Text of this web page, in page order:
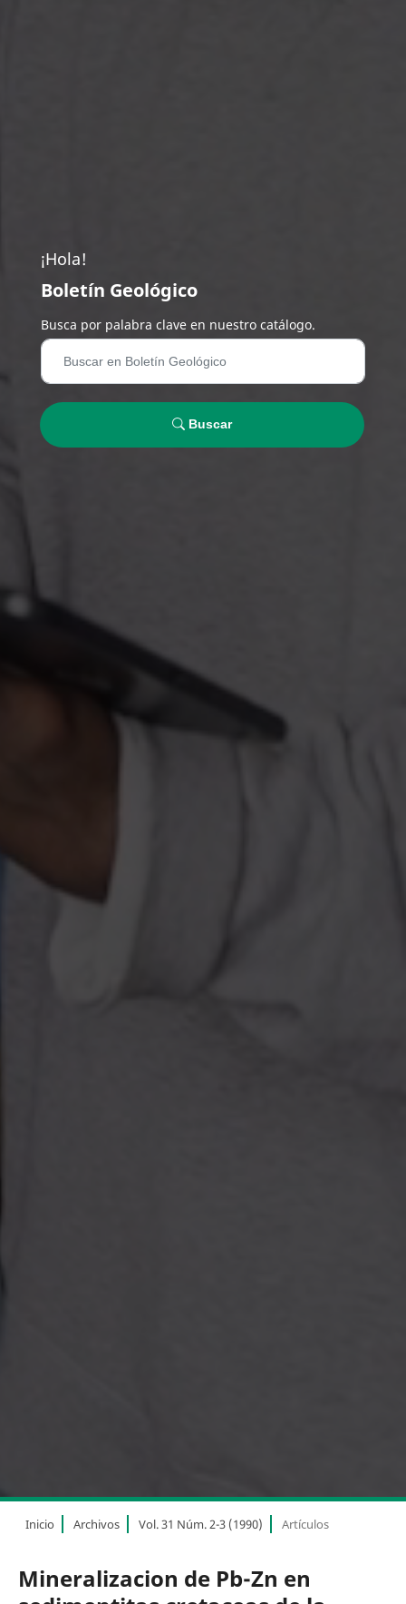
¡Hola!
Boletín Geológico
Busca por palabra clave en nuestro catálogo.
Buscar
Inicio Archivos Vol. 31 Núm. 2-3 (1990) Artículos
Mineralizacion de Pb-Zn en